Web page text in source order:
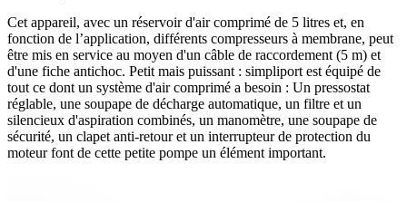
Cet appareil, avec un réservoir d'air comprimé de 5 litres et, en
fonction de l’application, différents compresseurs à membrane, peut
être mis en service au moyen d'un câble de raccordement (5 m) et
d'une fiche antichoc. Petit mais puissant : simpliport est équipé de
tout ce dont un système d'air comprimé a besoin : Un pressostat
réglable, une soupape de décharge automatique, un filtre et un
silencieux d'aspiration combinés, un manomètre, une soupape de
sécurité, un clapet anti-retour et un interrupteur de protection du
moteur font de cette petite pompe un élément important.